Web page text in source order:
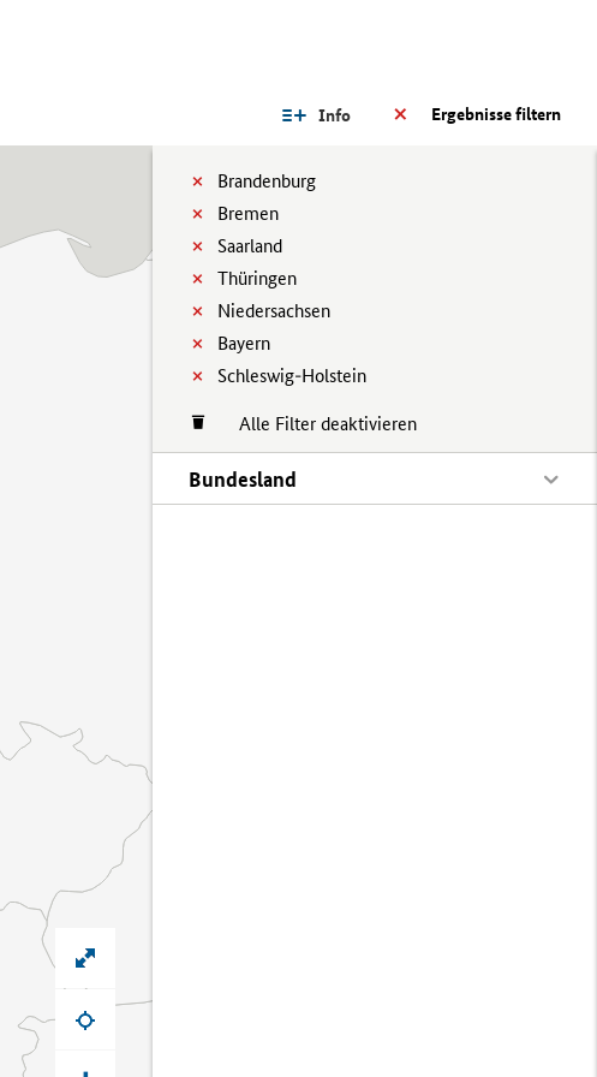
Ergebnisse filtern
Info
Brandenburg
Bremen
Saarland
Thüringen
Niedersachsen
Bayern
Schleswig-Holstein
Alle Filter deaktivieren
Bundesland